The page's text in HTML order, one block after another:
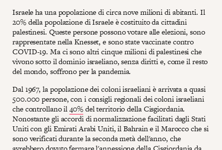
Israele ha una popolazione di circa nove milioni di abitanti. Il
20% della popolazione di Israele è costituito da cittadini
palestinesi. Queste persone possono votare alle elezioni, sono
rappresentate nella Knesset, e sono state vaccinate contro
COVID-19. Ma ci sono altri cinque milioni di palestinesi che
vivono sotto il dominio israeliano, senza diritti e, come il resto
del mondo, soffrono per la pandemia.
Dal 1967, la popolazione dei coloni israeliani è arrivata a quasi
500.000 persone, con i consigli regionali dei coloni israeliani
che controllano il40%del territorio della Cisgiordania.
Nonostante gli accordi di normalizzazione facilitati dagli Stati
Uniti con gli Emirati Arabi Uniti, il Bahrain e il Marocco che si
sono verificati durante la seconda metà dell'anno, che